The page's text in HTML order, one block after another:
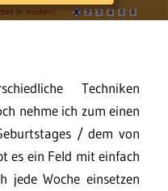
Techniken
nehme ich zum einen
/ dem von
es ein Feld mit einfach
jede Woche einsetzen